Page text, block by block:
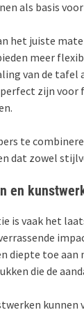
als basis
het juiste
meer
van de tafel
zijn voor
te
dat zowel
en
is vaak het
diepte toe aan
die de
kunnen